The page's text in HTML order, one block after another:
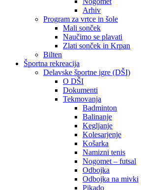
Arhiv
Program za vrtce in šole
Mali sonček
Naučimo se plavati
Zlati sonček in Krpan
Bilten
Športna rekreacija
Delavske športne igre (DŠI)
O DŠI
Dokumenti
Tekmovanja
Badminton
Balinanje
Kegljanje
Kolesarjenje
Košarka
Namizni tenis
Nogomet – futsal
Odbojka
Odbojka na mivki
Pikado